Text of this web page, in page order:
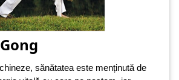
sănătatea este menținută de